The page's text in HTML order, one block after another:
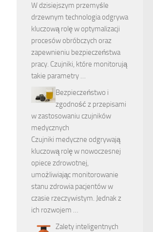
W dzisiejszym przemyśle
drzewnym technologia odgrywa
kluczową rolę w optymalizacji
procesów obróbczych oraz
zapewnieniu bezpieczeństwa
pracy. Czujniki, które monitorują
takie parametry …
Bezpieczeństwo i
zgodność z przepisami
w zastosowaniu czujników
medycznych
Czujniki medyczne odgrywają
kluczową rolę w nowoczesnej
opiece zdrowotnej,
umożliwiając monitorowanie
stanu zdrowia pacjentów w
czasie rzeczywistym. Jednak z
ich rozwojem …
Zalety inteligentnych